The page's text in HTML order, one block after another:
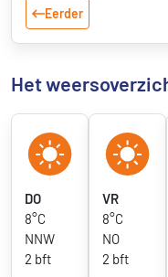
Eerder
Het
DO
8°C
NNW
2 bft
VR
8°C
NO
2 bft